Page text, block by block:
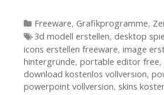
Kategorien
Freeware, Grafikprogramme,
Tags
3d modell erstellen, desktop
icons erstellen freeware, image
hintergründe, portable editor free,
download kostenlos vollversion,
powerpoint vollversion, skins